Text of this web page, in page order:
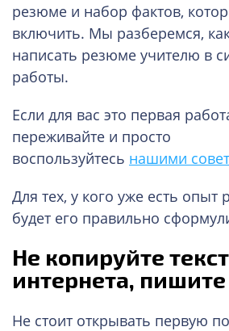
резюме и набор фактов,
включить. Мы разберемся,
написать резюме учителю в
работы.
Если для вас это первая
переживайте и просто
воспользуйтесь нашими
Для тех, у кого уже есть опыт
будет его правильно
Не копируйте
интернета, пишите
Не стоит открывать первую